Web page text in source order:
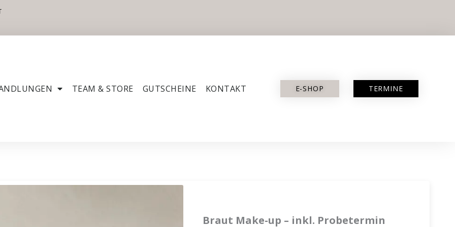
TEAM & STORE GUTSCHEINE KONTAKT E-SHOP TERMINE
Braut Make-up – inkl. Probetermin